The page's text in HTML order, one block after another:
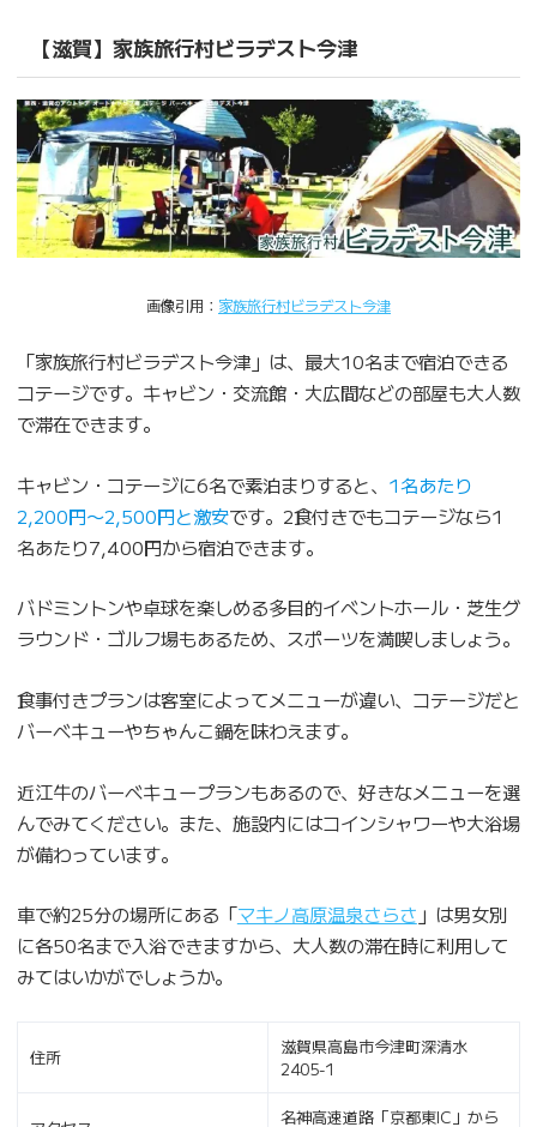
【滋賀】家族旅行村ビラデスト今津
画像引用： 家族旅行村ビラデスト今津
「家族旅行村ビラデスト今津」は、最大10名まで宿泊できる
コテージです。キャビン・交流館・大広間などの部屋も大人数
で滞在できます。
キャビン・コテージに6名で素泊まりすると、 1名あたり
2,200円〜2,500円と激安です。2食付きでもコテージなら1
名あたり7,400円から宿泊できます。
バドミントンや卓球を楽しめる多目的イベントホール・芝生グ
ラウンド・ゴルフ場もあるため、スポーツを満喫しましょう。
食事付きプランは客室によってメニューが違い、コテージだと
バーベキューやちゃんこ鍋を味わえます。
近江牛のバーベキュープランもあるので、好きなメニューを選
んでみてください。また、施設内にはコインシャワーや大浴場
が備わっています。
車で約25分の場所にある「マキノ高原温泉さらさ 」は男女別
に各50名まで入浴できますから、大人数の滞在時に利用して
みてはいかがでしょうか。
住所
滋賀県高島市今津町深清水
2405-1
名神高速道路「京都東IC」から